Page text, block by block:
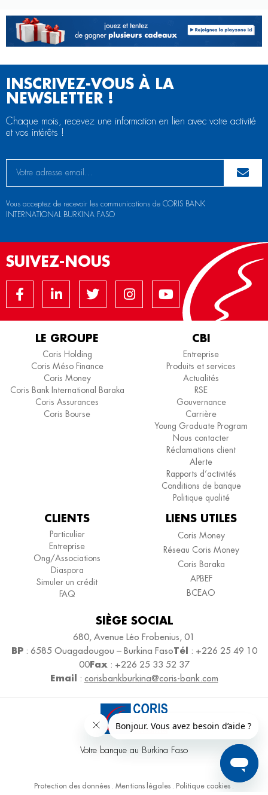
INSCRIVEZ-VOUS À LA
NEWSLETTER !
Chaque mois, recevez une information en lien avec votre activité
et vos intérêts !
Vous acceptez de recevoir les communications de CORIS BANK
INTERNATIONAL BURKINA FASO
SUIVEZ-NOUS
LE GROUPE
Coris Holding
Coris Méso Finance
Coris Money
Coris Bank International Baraka
Coris Assurances
Coris Bourse
CBI
Entreprise
Produits et services
Actualités
RSE
Gouvernance
Carrière
Young Graduate Program
Nous contacter
Réclamations client
Alerte
Rapports d’activités
Conditions de banque
Politique qualité
CLIENTS
Particulier
Entreprise
Ong/Associations
Diaspora
Simuler un crédit
FAQ
LIENS UTILES
Coris Money
Réseau Coris Money
Coris Baraka
APBEF
BCEAO
SIÈGE SOCIAL
680, Avenue Léo Frobenius, 01
BP: 6585 Ouagadougou – Burkina FasoTél : +226 25 49 10
00Fax: +226 25 33 52 37
Email : corisbankburkina@coris-bank.com
Votre banque au Burkina Faso
Protection des données Mentions légales Politique cookies